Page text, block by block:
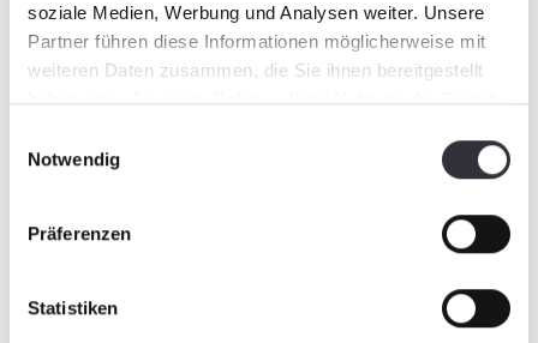
soziale Medien, Werbung und Analysen weiter. Unsere
Partner führen diese Informationen möglicherweise mit
weiteren Daten zusammen, die Sie ihnen bereitgestellt
haben oder die sie im Rahmen Ihrer Nutzung der Dienste
Notwendig
Präferenzen
Statistiken